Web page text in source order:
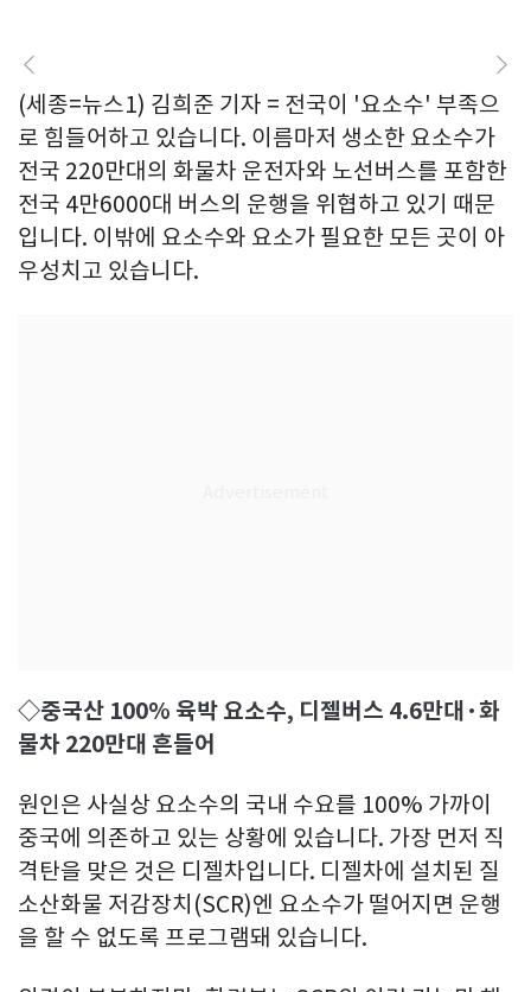
(세종=뉴스1) 김희준 기자 = 전국이 '요소수' 부족으
로 힘들어하고 있습니다. 이름마저 생소한 요소수가
전국 220만대의 화물차 운전자와 노선버스를 포함한
전국 4만6000대 버스의 운행을 위협하고 있기 때문
입니다. 이밖에 요소수와 요소가 필요한 모든 곳이 아
우성치고 있습니다.
◇중국산 100% 육박 요소수, 디젤버스 4.6만대·화
물차 220만대 흔들어
원인은 사실상 요소수의 국내 수요를 100% 가까이
중국에 의존하고 있는 상황에 있습니다. 가장 먼저 직
격탄을 맞은 것은 디젤차입니다. 디젤차에 설치된 질
소산화물 저감장치(SCR)엔 요소수가 떨어지면 운행
을 할 수 없도록 프로그램돼 있습니다.